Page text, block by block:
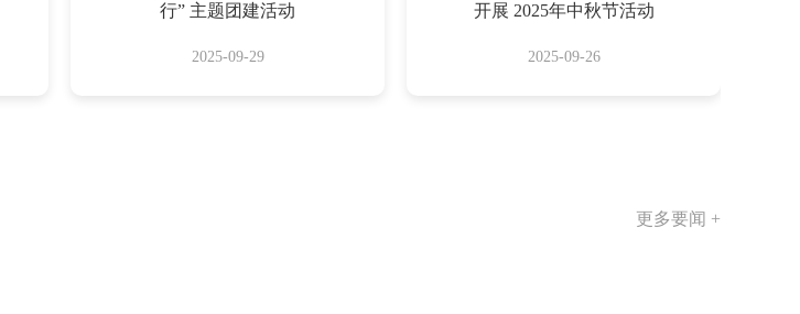
行” 主题团建活动
2025-09-29
开展 2025年中秋节活动
2025-09-26
更多要闻 +